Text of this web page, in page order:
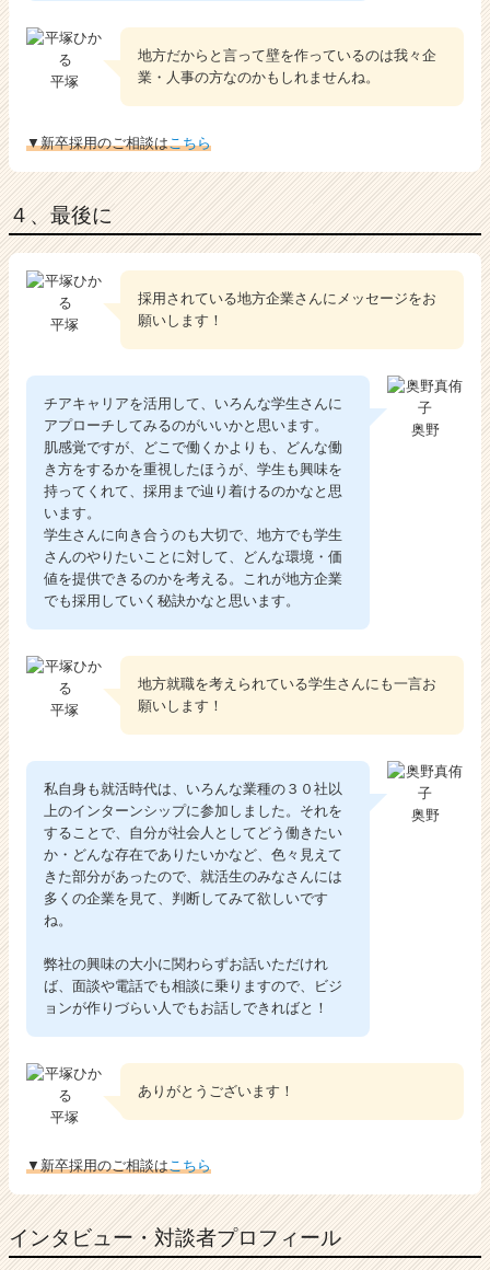
平塚
地方だからと言って壁を作っているのは我々企
業・人事の方なのかもしれませんね。
▼新卒採用のご相談はこちら
４、最後に
平塚
採用されている地方企業さんにメッセージをお
願いします！
奥野
チアキャリアを活用して、いろんな学生さんに
アプローチしてみるのがいいかと思います。
肌感覚ですが、どこで働くかよりも、どんな働
き方をするかを重視したほうが、学生も興味を
持ってくれて、採用まで辿り着けるのかなと思
います。
学生さんに向き合うのも大切で、地方でも学生
さんのやりたいことに対して、どんな環境・価
値を提供できるのかを考える。これが地方企業
でも採用していく秘訣かなと思います。
平塚
地方就職を考えられている学生さんにも一言お
願いします！
奥野
私自身も就活時代は、いろんな業種の３０社以
上のインターンシップに参加しました。それを
することで、自分が社会人としてどう働きたい
か・どんな存在でありたいかなど、色々見えて
きた部分があったので、就活生のみなさんには
多くの企業を見て、判断してみて欲しいです
ね。
弊社の興味の大小に関わらずお話いただけれ
ば、面談や電話でも相談に乗りますので、ビジ
ョンが作りづらい人でもお話しできればと！
平塚
ありがとうございます！
▼新卒採用のご相談は こちら
インタビュー・対談者プロフィール